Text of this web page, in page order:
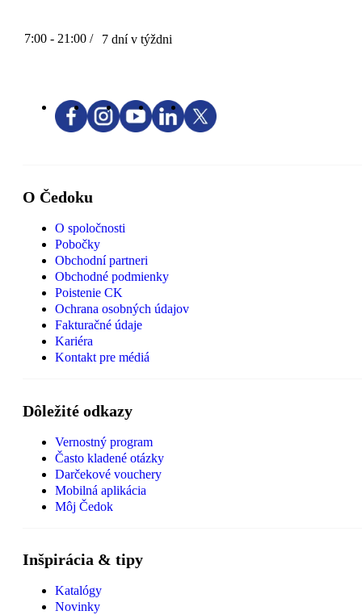
7:00 - 21:00 / 7 dní v týždni
O Čedoku
O spoločnosti
Pobočky
Obchodní partneri
Obchodné podmienky
Poistenie CK
Ochrana osobných údajov
Fakturačné údaje
Kariéra
Kontakt pre médiá
Dôležité odkazy
Vernostný program
Často kladené otázky
Darčekové vouchery
Mobilná aplikácia
Môj Čedok
Inšpirácia & tipy
Katalógy
Novinky